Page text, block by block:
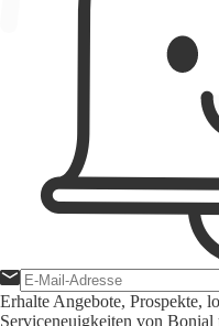
Erhalte Angebote, Prospekte,
Serviceneuigkeiten von Bonial